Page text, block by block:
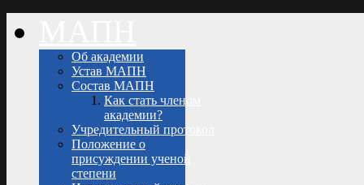
Об академии
Устав МАПН
Состав МАПН
Как стать членом
академии?
Учредительный протокол
Положение о
присуждении ученой
степени